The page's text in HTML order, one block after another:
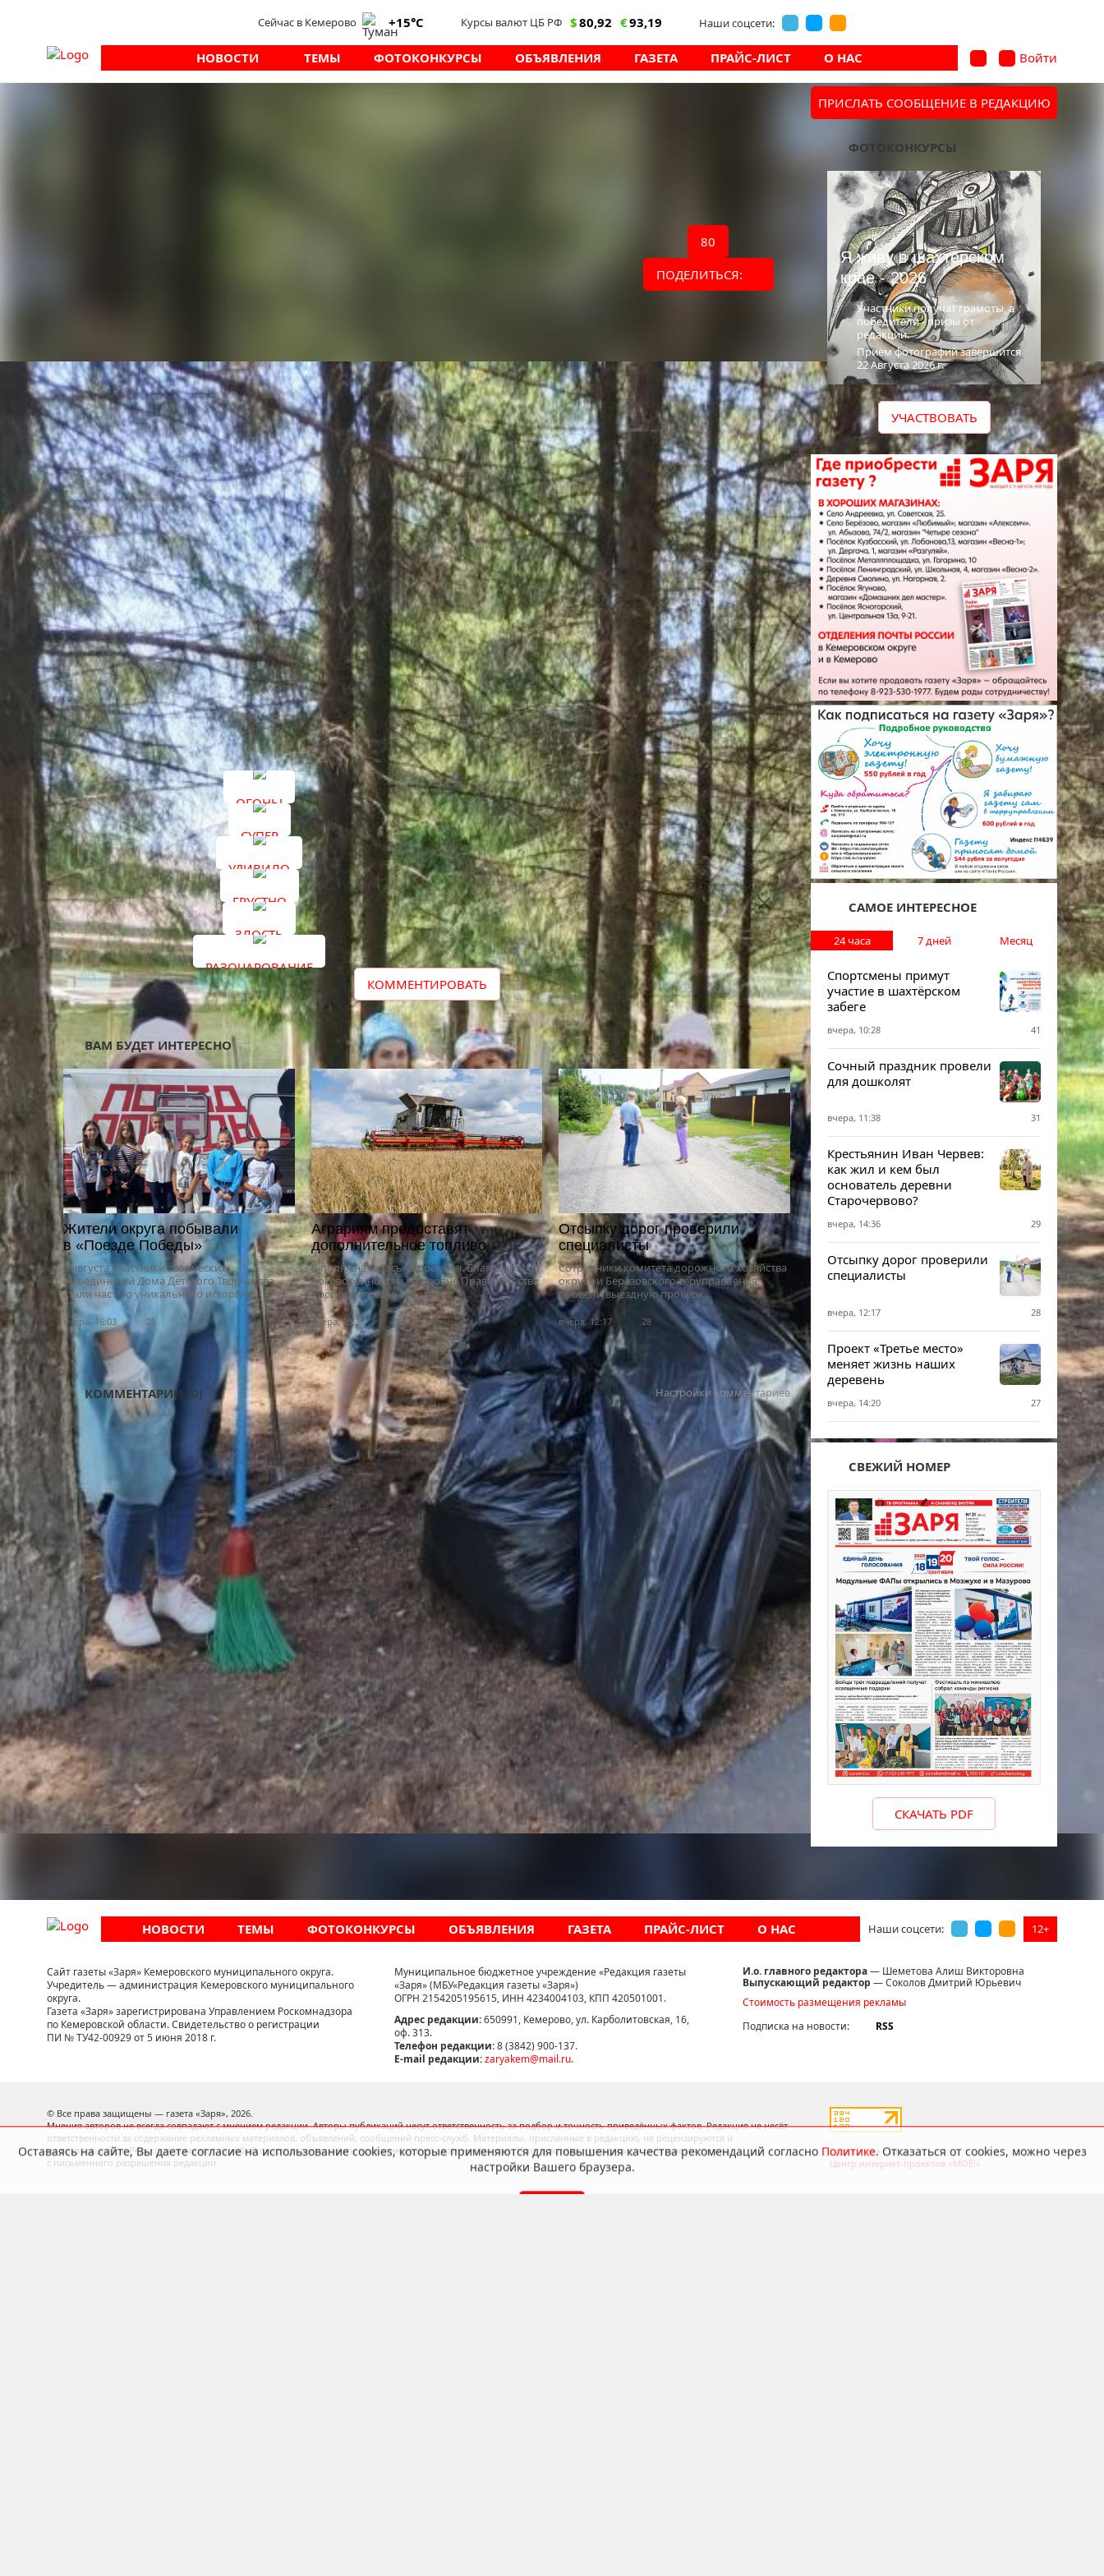
Сейчас в Кемерово +15°C Курсы валют ЦБ РФ $80,92 €93,19 Наши соцсети:
НОВОСТИ ТЕМЫ ФОТОКОНКУРСЫ ОБЪЯВЛЕНИЯ ГАЗЕТА ПРАЙС-ЛИСТ О НАС Войти
Подписывайтесь на наши каналы в соцсетях«ВКонтакте»и«Одноклассники» .
80
ПОДЕЛИТЬСЯ:
Как вам материал?
ОГОНЬ!
СУПЕР
УДИВИЛО
ГРУСТНО
ЗЛОСТЬ
РАЗОЧАРОВАНИЕ
Поделиться:
КОММЕНТИРОВАТЬ
ВАМ БУДЕТ ИНТЕРЕСНО
Жители округа побывали
в «Поезде Победы»
6 августа участники творческих
объединений Дома Детского Творчества
стали частью уникального историч...
вчера, 16:03 25
Аграриям предоставят
дополнительное топливо
В полях началась уборочная. Благодаря
договорённостям на уровне Правительства
России в аграрные хозя...
вчера, 13:38 22
Отсыпку дорог проверили
специалисты
Сотрудники комитета дорожного хозяйства
округа и Берёзовского теруправления
провели выездную проверк...
вчера, 12:17 28
КОММЕНТАРИИ (0) Настройки комментариев
ПРИСЛАТЬ СООБЩЕНИЕ В РЕДАКЦИЮ
ФОТОКОНКУРСЫ
Я живу в шахтёрском
крае - 2026
Участники получат грамоты, а
победители - призы от
редакции.
Приём фотографий завершится
22 Августа 2026 г.
УЧАСТВОВАТЬ
САМОЕ ИНТЕРЕСНОЕ
24 часа 7 дней Месяц
Спортсмены примут
участие в шахтёрском
забеге
вчера, 10:28 41
Сочный праздник провели
для дошколят
вчера, 11:38 31
Крестьянин Иван Червев:
как жил и кем был
основатель деревни
Старочервово?
вчера, 14:36 29
Отсыпку дорог проверили
специалисты
вчера, 12:17 28
Проект «Третье место»
меняет жизнь наших
деревень
вчера, 14:20 27
СВЕЖИЙ НОМЕР
СКАЧАТЬ PDF
НОВОСТИ ТЕМЫ ФОТОКОНКУРСЫ ОБЪЯВЛЕНИЯ ГАЗЕТА ПРАЙС-ЛИСТ О НАС Наши соцсети: 12+
Сайт газеты «Заря» Кемеровского муниципального округа.
Учредитель — администрация Кемеровского муниципального
округа.
Газета «Заря» зарегистрирована Управлением Роскомнадзора
по Кемеровской области. Свидетельство о регистрации
ПИ № ТУ42-00929 от 5 июня 2018 г.
Муниципальное бюджетное учреждение «Редакция газеты
«Заря» (МБУ«Редакция газеты «Заря»)
ОГРН 2154205195615, ИНН 4234004103, КПП 420501001.
Адрес редакции:650991, Кемерово, ул. Карболитовская, 16,
оф. 313.
Телефон редакции:8 (3842) 900-137.
E-mail редакции:zaryakem@mail.ru.
И.о. главного редактора— Шеметова Алиш Викторовна
Выпускающий редактор — Соколов Дмитрий Юрьевич
Стоимость размещения рекламы
Подписка на новости:
RSS
© Все права защищены — газета «Заря», 2026.
Мнения авторов не всегда совпадают с мнением редакции. Авторы публикаций несут ответственность за подбор и точность приведённых фактов. Редакция не несёт
ответственности за содержание рекламных материалов, объявлений, сообщений пресс-служб. Материалы, присланные в редакцию, не рецензируются и
не возвращаются. Редакция оставляет за собой право редактировать присланные в её адрес материалы. Использование материалов допускается только
с письменного разрешения редакции.
Разработка сайта:
Центр интернет-проектов «МОЁ!»
Оставаясь на сайте, Вы даете согласие на использование cookies, которые применяются для повышения качества рекомендаций согласно Политике. Отказаться от cookies, можно через
настройки Вашего браузера.
OK